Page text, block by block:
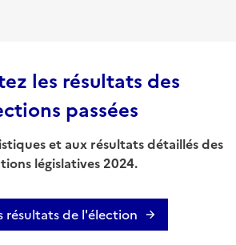
les résultats des
passées
et aux résultats détaillés des
législatives 2024.
résultats de l'élection